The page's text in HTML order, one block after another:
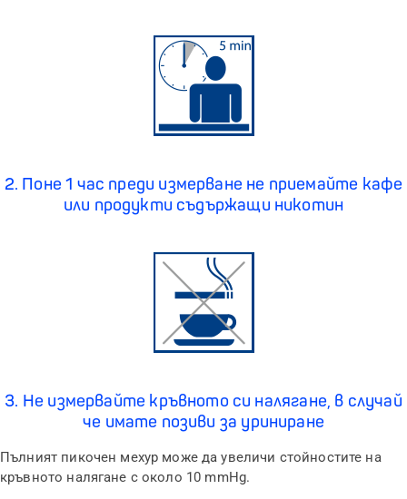
2. Поне 1 час преди измерване не приемайте кафе
или продукти съдържащи никотин
3. Не измервайте кръвното си налягане, в случай
че имате позиви за уриниране
Пълният пикочен мехур може да увеличи стойностите на
кръвното налягане с около 10 mmHg.